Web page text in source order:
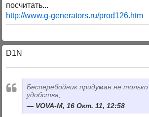
посчитать...
http://www.g-generators.ru/prod126.htm
D1N
Бесперебойник придуман не
удобства,
VOVA-M, 16 Окт. 11, 12:58